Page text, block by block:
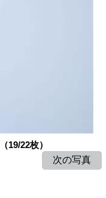
19/22枚）
次の写真